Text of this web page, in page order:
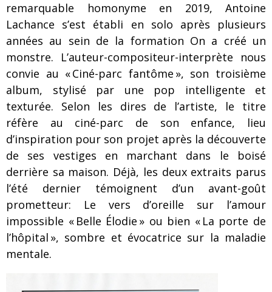
Death Note Silence - Collide and Collapse
Muse au Centre Vidéotron de Québec
remarquable homonyme en 2019, Antoine
Lachance s’est établi en solo après plusieurs
années au sein de la formation On a créé un
monstre. L’auteur-compositeur-interprète nous
convie au « Ciné-parc fantôme », son troisième
album, stylisé par une pop intelligente et
texturée. Selon les dires de l’artiste, le titre
réfère au ciné-parc de son enfance, lieu
d’inspiration pour son projet après la découverte
de ses vestiges en marchant dans le boisé
derrière sa maison. Déjà, les deux extraits parus
l’été dernier témoignent d’un avant-goût
prometteur: Le vers d’oreille sur l’amour
impossible « Belle Élodie » ou bien « La porte de
l’hôpital », sombre et évocatrice sur la maladie
mentale.